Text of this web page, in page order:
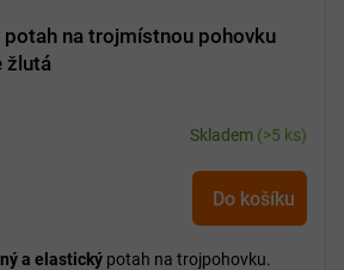
na trojmístnou pohovku
žlutá
Skladem (>5 ks)
Do košíku
a elastický potah na trojpohovku.